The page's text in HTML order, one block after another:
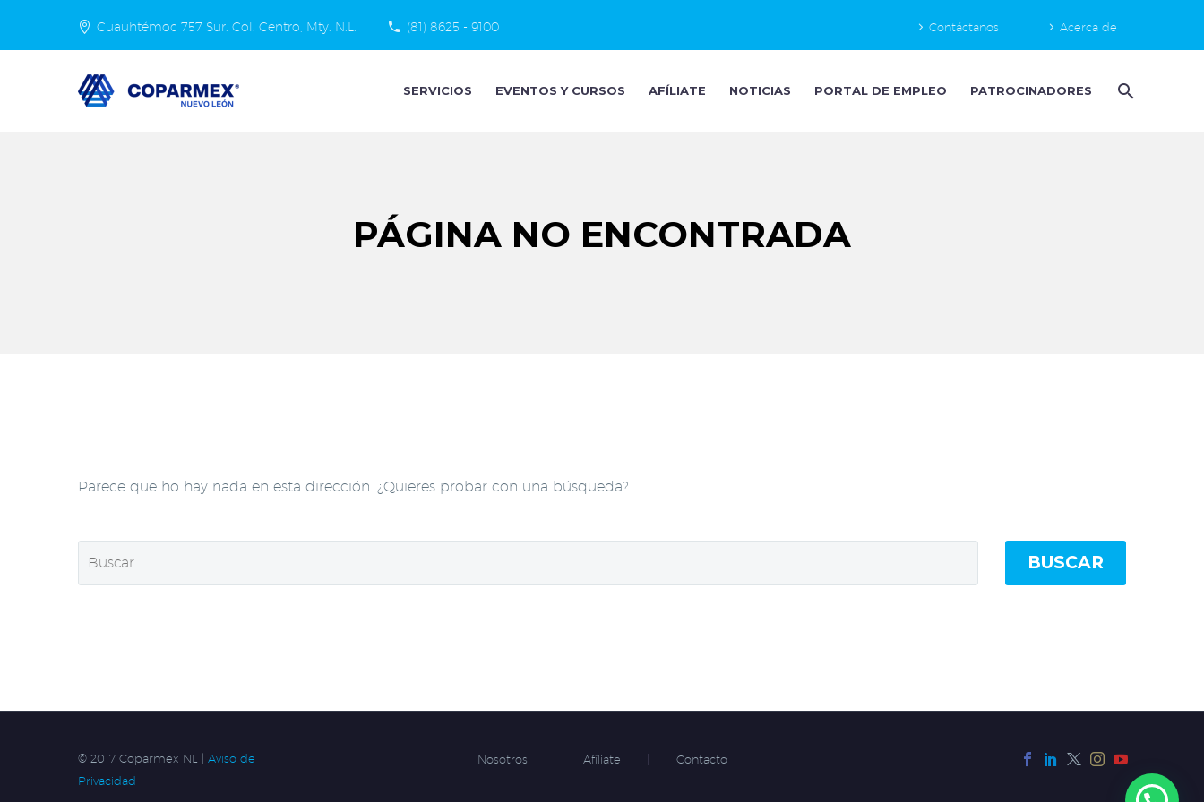
Cuauhtémoc 757 Sur. Col. Centro, Mty. N.L. (81) 8625 - 9100 Contáctanos Acerca de
SERVICIOS EVENTOS Y CURSOS AFÍLIATE NOTICIAS PORTAL DE EMPLEO PATROCINADORES
PÁGINA NO ENCONTRADA
Parece que ho hay nada en esta dirección. ¿Quieres probar con una búsqueda?
BUSCAR
Nosotros Afíliate Contacto
© 2017 Coparmex NL | Aviso de
Privacidad